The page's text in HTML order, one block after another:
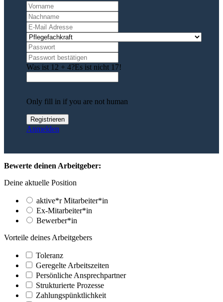
Was ist 12 + 4?Es ist nicht 17!
Only fill in if you are not human
Anmelden
Bewerte deinen Arbeitgeber:
Deine aktuelle Position
aktive*r Mitarbeiter*in
Ex-Mitarbeiter*in
Bewerber*in
Vorteile deines Arbeitgebers
Toleranz
Geregelte Arbeitszeiten
Persönliche Ansprechpartner
Strukturierte Prozesse
Zahlungs­pünktlichkeit